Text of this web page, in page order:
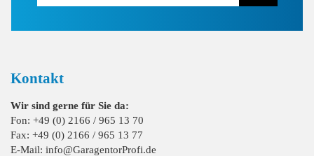
Kontakt
Wir sind gerne für Sie da:
Fon: +49 (0) 2166 / 965 13 70
Fax: +49 (0) 2166 / 965 13 77
E-Mail: info@GaragentorProfi.de